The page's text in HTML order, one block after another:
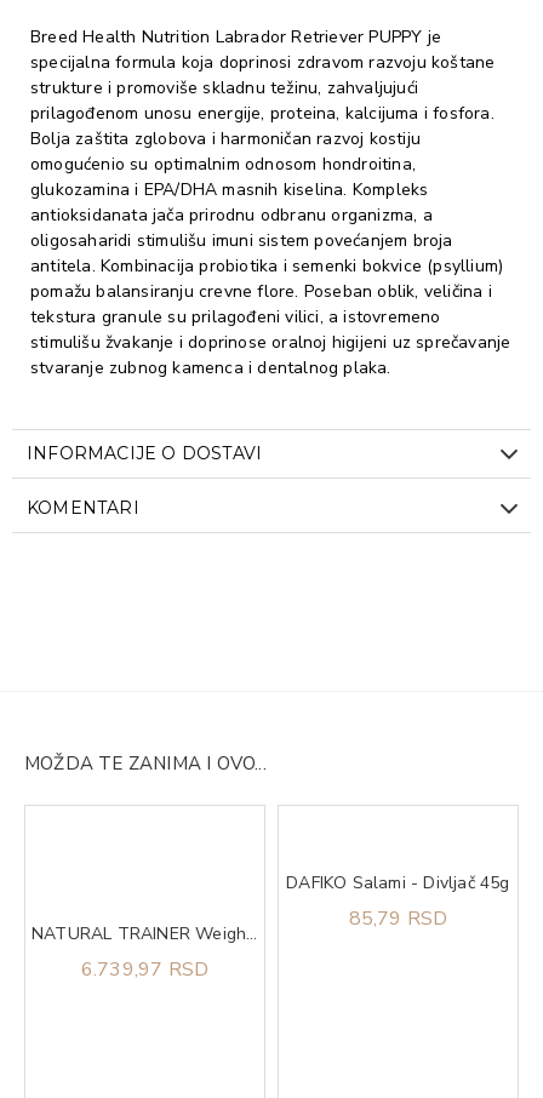
Breed Health Nutrition Labrador Retriever PUPPY je
specijalna formula koja doprinosi zdravom razvoju koštane
strukture i promoviše skladnu težinu, zahvaljujući
prilagođenom unosu energije, proteina, kalcijuma i fosfora.
Bolja zaštita zglobova i harmoničan razvoj kostiju
omogućenio su optimalnim odnosom hondroitina,
glukozamina i EPA/DHA masnih kiselina. Kompleks
antioksidanata jača prirodnu odbranu organizma, a
oligosaharidi stimulišu imuni sistem povećanjem broja
antitela. Kombinacija probiotika i semenki bokvice (psyllium)
pomažu balansiranju crevne flore. Poseban oblik, veličina i
tekstura granule su prilagođeni vilici, a istovremeno
stimulišu žvakanje i doprinose oralnoj higijeni uz sprečavanje
stvaranje zubnog kamenca i dentalnog plaka.
INFORMACIJE O DOSTAVI
KOMENTARI
MOŽDA TE ZANIMA I OVO...
NATURAL TRAINER Weight care sa belim mesom za pse srednjih i velikih rasa 12kg
6.739,97 RSD
DAFIKO Salami - Divljač 45g
85,79 RSD